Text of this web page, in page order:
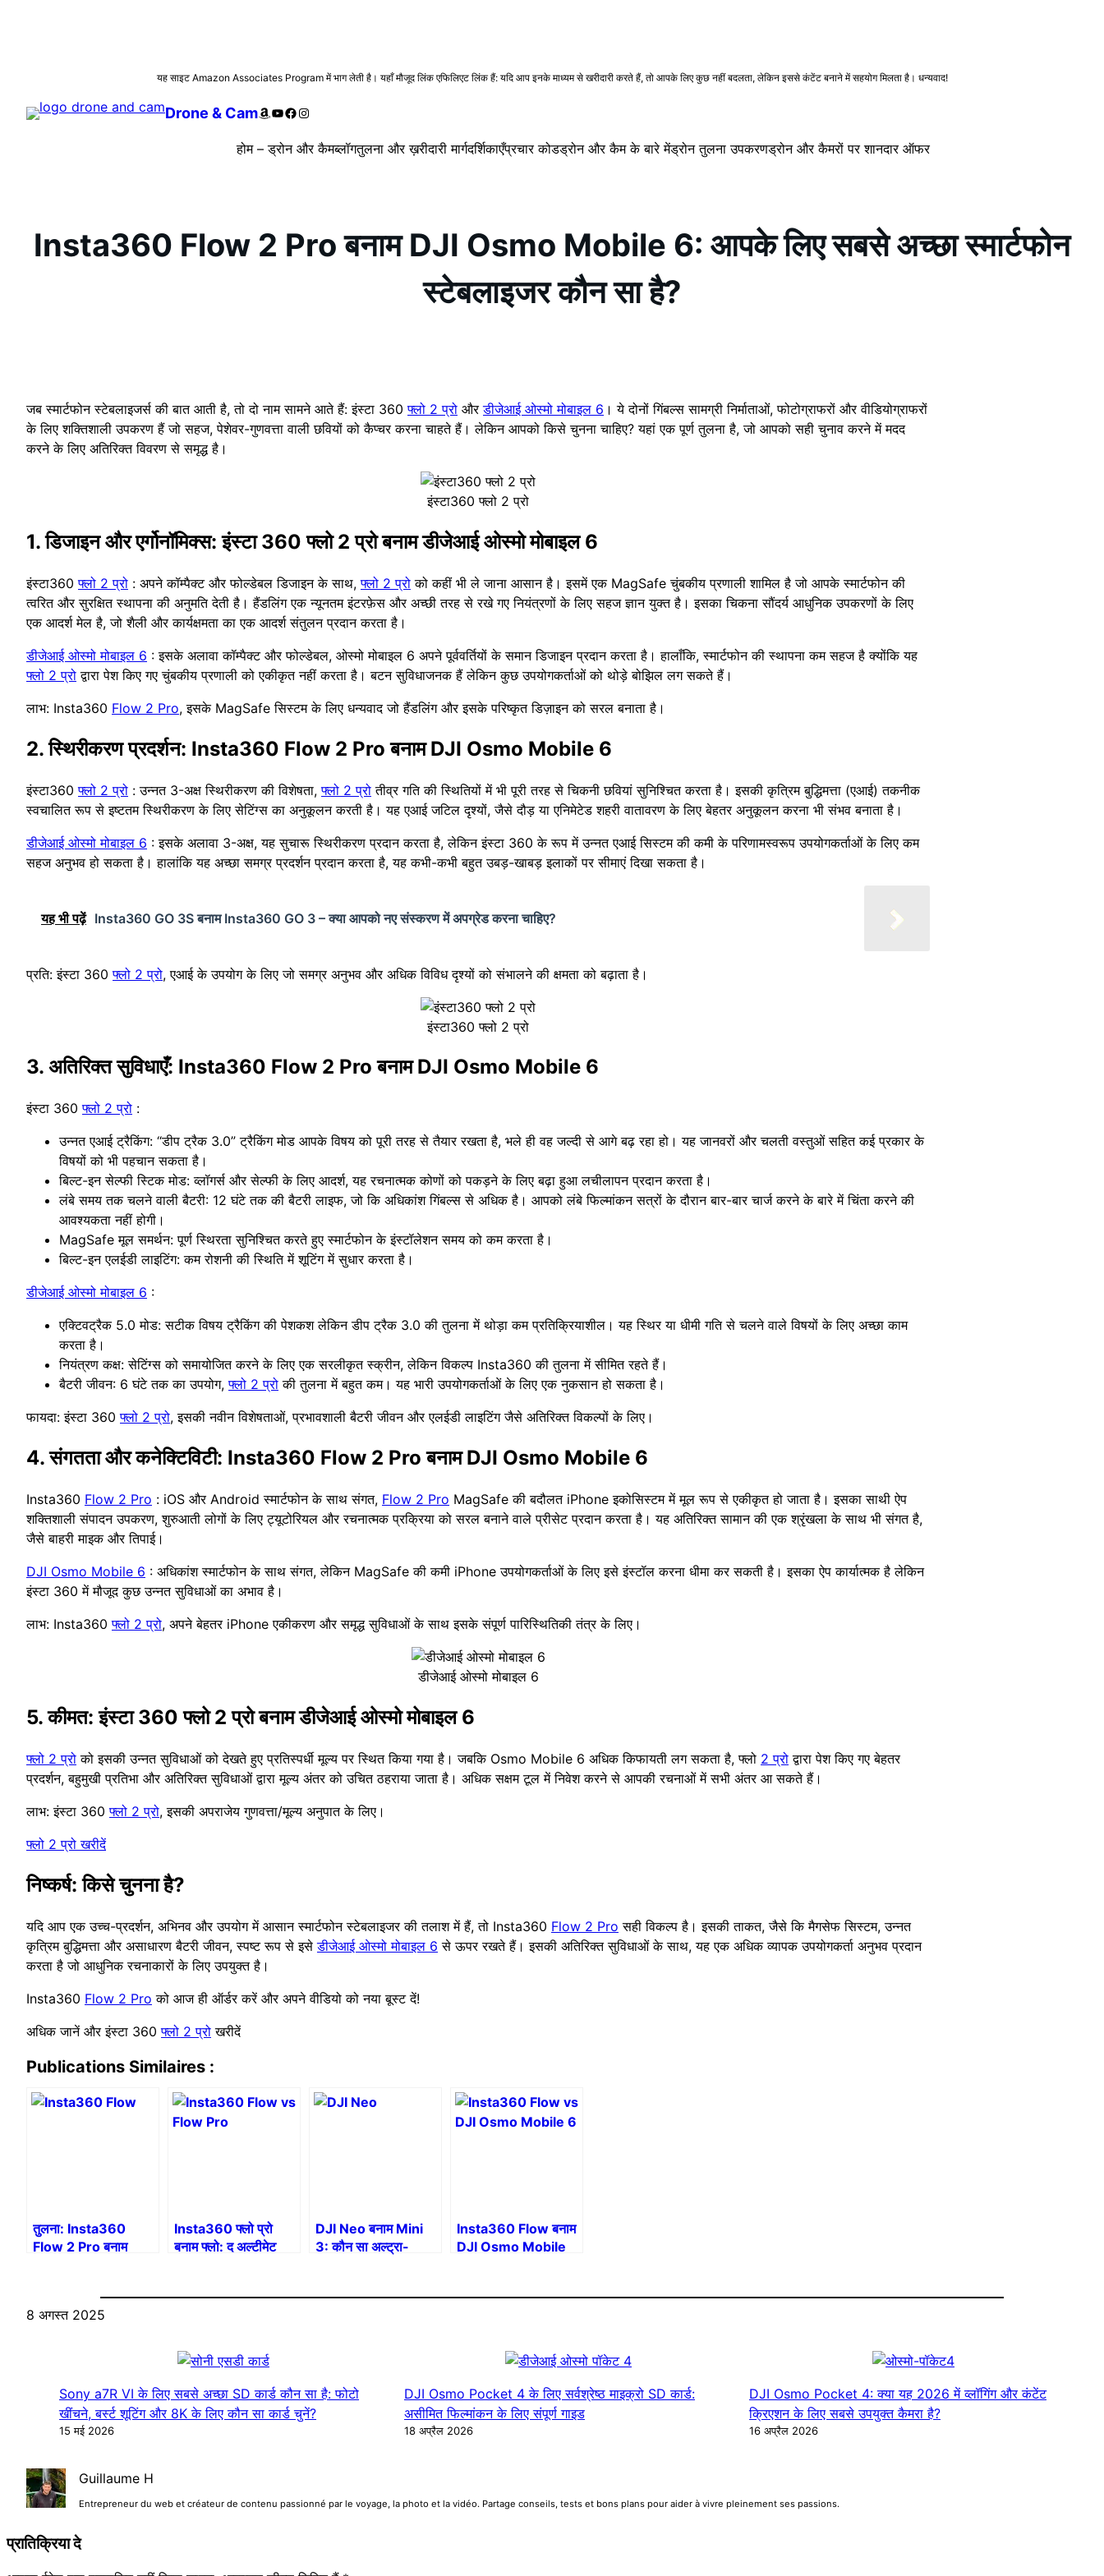
यह साइट Amazon Associates Program में भाग लेती है। यहाँ मौजूद लिंक एफिलिएट लिंक हैं: यदि आप इनके माध्यम से खरीदारी करते हैं, तो आपके लिए कुछ नहीं बदलता, लेकिन इससे कंटेंट बनाने में सहयोग मिलता है। धन्यवाद!
Drone & CamAmazon
YouTube
Facebook
Instagram
होम – ड्रोन और कैमब्लॉगतुलना और ख़रीदारी मार्गदर्शिकाएँप्रचार कोडड्रोन और कैम के बारे मेंड्रोन तुलना उपकरणड्रोन और कैमरों पर शानदार ऑफर
Insta360 Flow 2 Pro बनाम DJI Osmo Mobile 6: आपके लिए सबसे अच्छा स्मार्टफोन
स्टेबलाइजर कौन सा है?
जब स्मार्टफोन स्टेबलाइजर्स की बात आती है, तो दो नाम सामने आते हैं: इंस्टा 360फ्लो 2 प्रो औरडीजेआई ओस्मो मोबाइल 6 । ये दोनों गिंबल्स सामग्री निर्माताओं, फोटोग्राफरों और वीडियोग्राफरों
के लिए शक्तिशाली उपकरण हैं जो सहज, पेशेवर-गुणवत्ता वाली छवियों को कैप्चर करना चाहते हैं। लेकिन आपको किसे चुनना चाहिए? यहां एक पूर्ण तुलना है, जो आपको सही चुनाव करने में मदद
करने के लिए अतिरिक्त विवरण से समृद्ध है।
इंस्टा360 फ्लो 2 प्रो
1. डिजाइन और एर्गोनॉमिक्स: इंस्टा 360 फ्लो 2 प्रो बनाम डीजेआई ओस्मो मोबाइल 6
इंस्टा360फ्लो 2 प्रो : अपने कॉम्पैक्ट और फोल्डेबल डिजाइन के साथ,फ्लो 2 प्रो को कहीं भी ले जाना आसान है। इसमें एक MagSafe चुंबकीय प्रणाली शामिल है जो आपके स्मार्टफोन की
त्वरित और सुरक्षित स्थापना की अनुमति देती है। हैंडलिंग एक न्यूनतम इंटरफ़ेस और अच्छी तरह से रखे गए नियंत्रणों के लिए सहज ज्ञान युक्त है। इसका चिकना सौंदर्य आधुनिक उपकरणों के लिए
एक आदर्श मेल है, जो शैली और कार्यक्षमता का एक आदर्श संतुलन प्रदान करता है।
डीजेआई ओस्मो मोबाइल 6 : इसके अलावा कॉम्पैक्ट और फोल्डेबल, ओस्मो मोबाइल 6 अपने पूर्ववर्तियों के समान डिजाइन प्रदान करता है। हालाँकि, स्मार्टफोन की स्थापना कम सहज है क्योंकि यह
फ्लो 2 प्रो द्वारा पेश किए गए चुंबकीय प्रणाली को एकीकृत नहीं करता है। बटन सुविधाजनक हैं लेकिन कुछ उपयोगकर्ताओं को थोड़े बोझिल लग सकते हैं।
लाभ: Insta360 Flow 2 Pro, इसके MagSafe सिस्टम के लिए धन्यवाद जो हैंडलिंग और इसके परिष्कृत डिज़ाइन को सरल बनाता है।
2. स्थिरीकरण प्रदर्शन: Insta360 Flow 2 Pro बनाम DJI Osmo Mobile 6
इंस्टा360फ्लो 2 प्रो : उन्नत 3-अक्ष स्थिरीकरण की विशेषता,फ्लो 2 प्रो तीव्र गति की स्थितियों में भी पूरी तरह से चिकनी छवियां सुनिश्चित करता है। इसकी कृत्रिम बुद्धिमत्ता (एआई) तकनीक
स्वचालित रूप से इष्टतम स्थिरीकरण के लिए सेटिंग्स का अनुकूलन करती है। यह एआई जटिल दृश्यों, जैसे दौड़ या एनिमेटेड शहरी वातावरण के लिए बेहतर अनुकूलन करना भी संभव बनाता है।
डीजेआई ओस्मो मोबाइल 6 : इसके अलावा 3-अक्ष, यह सुचारू स्थिरीकरण प्रदान करता है, लेकिन इंस्टा 360 के रूप में उन्नत एआई सिस्टम की कमी के परिणामस्वरूप उपयोगकर्ताओं के लिए कम
सहज अनुभव हो सकता है। हालांकि यह अच्छा समग्र प्रदर्शन प्रदान करता है, यह कभी-कभी बहुत उबड़-खाबड़ इलाकों पर सीमाएं दिखा सकता है।
यह भी पढ़ें Insta360 GO 3S बनाम Insta360 GO 3 – क्या आपको नए संस्करण में अपग्रेड करना चाहिए?
प्रति: इंस्टा 360फ्लो 2 प्रो, एआई के उपयोग के लिए जो समग्र अनुभव और अधिक विविध दृश्यों को संभालने की क्षमता को बढ़ाता है।
इंस्टा360 फ्लो 2 प्रो
3. अतिरिक्त सुविधाएँ: Insta360 Flow 2 Pro बनाम DJI Osmo Mobile 6
इंस्टा 360फ्लो 2 प्रो :
उन्नत एआई ट्रैकिंग: “डीप ट्रैक 3.0” ट्रैकिंग मोड आपके विषय को पूरी तरह से तैयार रखता है, भले ही वह जल्दी से आगे बढ़ रहा हो। यह जानवरों और चलती वस्तुओं सहित कई प्रकार के
विषयों को भी पहचान सकता है।
बिल्ट-इन सेल्फी स्टिक मोड: व्लॉगर्स और सेल्फी के लिए आदर्श, यह रचनात्मक कोणों को पकड़ने के लिए बढ़ा हुआ लचीलापन प्रदान करता है।
लंबे समय तक चलने वाली बैटरी: 12 घंटे तक की बैटरी लाइफ, जो कि अधिकांश गिंबल्स से अधिक है। आपको लंबे फिल्मांकन सत्रों के दौरान बार-बार चार्ज करने के बारे में चिंता करने की
आवश्यकता नहीं होगी।
MagSafe मूल समर्थन: पूर्ण स्थिरता सुनिश्चित करते हुए स्मार्टफोन के इंस्टॉलेशन समय को कम करता है।
बिल्ट-इन एलईडी लाइटिंग: कम रोशनी की स्थिति में शूटिंग में सुधार करता है।
डीजेआई ओस्मो मोबाइल 6 :
एक्टिवट्रैक 5.0 मोड: सटीक विषय ट्रैकिंग की पेशकश लेकिन डीप ट्रैक 3.0 की तुलना में थोड़ा कम प्रतिक्रियाशील। यह स्थिर या धीमी गति से चलने वाले विषयों के लिए अच्छा काम
करता है।
नियंत्रण कक्ष: सेटिंग्स को समायोजित करने के लिए एक सरलीकृत स्क्रीन, लेकिन विकल्प Insta360 की तुलना में सीमित रहते हैं।
बैटरी जीवन: 6 घंटे तक का उपयोग,फ्लो 2 प्रो की तुलना में बहुत कम। यह भारी उपयोगकर्ताओं के लिए एक नुकसान हो सकता है।
फायदा: इंस्टा 360फ्लो 2 प्रो, इसकी नवीन विशेषताओं, प्रभावशाली बैटरी जीवन और एलईडी लाइटिंग जैसे अतिरिक्त विकल्पों के लिए।
4. संगतता और कनेक्टिविटी: Insta360 Flow 2 Pro बनाम DJI Osmo Mobile 6
Insta360 Flow 2 Pro : iOS और Android स्मार्टफोन के साथ संगत, Flow 2 Pro MagSafe की बदौलत iPhone इकोसिस्टम में मूल रूप से एकीकृत हो जाता है। इसका साथी ऐप
शक्तिशाली संपादन उपकरण, शुरुआती लोगों के लिए ट्यूटोरियल और रचनात्मक प्रक्रिया को सरल बनाने वाले प्रीसेट प्रदान करता है। यह अतिरिक्त सामान की एक श्रृंखला के साथ भी संगत है,
जैसे बाहरी माइक और तिपाई।
DJI Osmo Mobile 6 : अधिकांश स्मार्टफोन के साथ संगत, लेकिन MagSafe की कमी iPhone उपयोगकर्ताओं के लिए इसे इंस्टॉल करना धीमा कर सकती है। इसका ऐप कार्यात्मक है लेकिन
इंस्टा 360 में मौजूद कुछ उन्नत सुविधाओं का अभाव है।
लाभ: Insta360फ्लो 2 प्रो, अपने बेहतर iPhone एकीकरण और समृद्ध सुविधाओं के साथ इसके संपूर्ण पारिस्थितिकी तंत्र के लिए।
डीजेआई ओस्मो मोबाइल 6
5. कीमत: इंस्टा 360 फ्लो 2 प्रो बनाम डीजेआई ओस्मो मोबाइल 6
फ्लो 2 प्रो को इसकी उन्नत सुविधाओं को देखते हुए प्रतिस्पर्धी मूल्य पर स्थित किया गया है। जबकि Osmo Mobile 6 अधिक किफायती लग सकता है, फ्लो 2 प्रो द्वारा पेश किए गए बेहतर
प्रदर्शन, बहुमुखी प्रतिभा और अतिरिक्त सुविधाओं द्वारा मूल्य अंतर को उचित ठहराया जाता है। अधिक सक्षम टूल में निवेश करने से आपकी रचनाओं में सभी अंतर आ सकते हैं।
लाभ: इंस्टा 360फ्लो 2 प्रो, इसकी अपराजेय गुणवत्ता/मूल्य अनुपात के लिए।
फ्लो 2 प्रो खरीदें
निष्कर्ष: किसे चुनना है?
यदि आप एक उच्च-प्रदर्शन, अभिनव और उपयोग में आसान स्मार्टफोन स्टेबलाइजर की तलाश में हैं, तो Insta360 Flow 2 Pro सही विकल्प है। इसकी ताकत, जैसे कि मैगसेफ सिस्टम, उन्नत
कृत्रिम बुद्धिमत्ता और असाधारण बैटरी जीवन, स्पष्ट रूप से इसेडीजेआई ओस्मो मोबाइल 6 से ऊपर रखते हैं। इसकी अतिरिक्त सुविधाओं के साथ, यह एक अधिक व्यापक उपयोगकर्ता अनुभव प्रदान
करता है जो आधुनिक रचनाकारों के लिए उपयुक्त है।
Insta360 Flow 2 Pro को आज ही ऑर्डर करें और अपने वीडियो को नया बूस्ट दें!
अधिक जानें और इंस्टा 360फ्लो 2 प्रो खरीदें
Publications Similaires :
तुलना: Insta360
Flow 2 Pro बनाम
Insta360 फ्लो प्रो
बनाम फ्लो: द अल्टीमेट
DJI Neo बनाम Mini
3: कौन सा अल्ट्रा-
Insta360 Flow बनाम
DJI Osmo Mobile
8 अगस्त 2025
Sony a7R VI के लिए सबसे अच्छा SD कार्ड कौन सा है: फोटो
खींचने, बर्स्ट शूटिंग और 8K के लिए कौन सा कार्ड चुनें?
15 मई 2026
DJI Osmo Pocket 4 के लिए सर्वश्रेष्ठ माइक्रो SD कार्ड:
असीमित फिल्मांकन के लिए संपूर्ण गाइड
18 अप्रैल 2026
DJI Osmo Pocket 4: क्या यह 2026 में व्लॉगिंग और कंटेंट
क्रिएशन के लिए सबसे उपयुक्त कैमरा है?
16 अप्रैल 2026
Guillaume H
Entrepreneur du web et créateur de contenu passionné par le voyage, la photo et la vidéo. Partage conseils, tests et bons plans pour aider à vivre pleinement ses passions.
प्रातिक्रिया दे